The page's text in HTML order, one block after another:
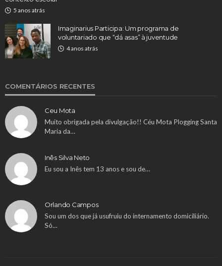
5 anos atrás
Imaginarius Participa: Um programa de
voluntariado que “dá asas” à juventude
4 anos atrás
COMENTÁRIOS RECENTES
Ceu Mota
Muito obrigada pela divulgação!! Céu Mota Plogging Santa
Maria da…
Inês Silva Neto
Eu sou a Inês tem 13 anos e sou de…
Orlando Campos
Sou um dos que já usufruiu do internamento domiciliário.
Só…